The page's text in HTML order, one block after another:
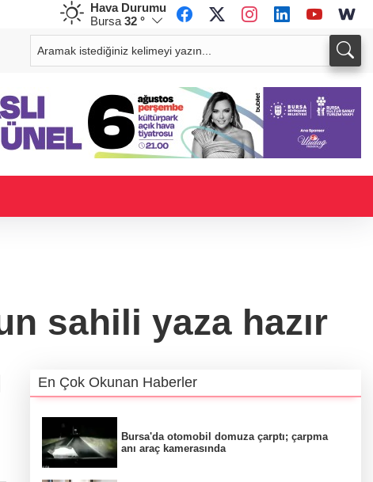
Hava Durumu
Bursa 32 °
CHF
58,7939%-0,23
33,9449
sahili yaza hazır
En Çok Okunan Haberler
Bursa'da otomobil domuza çarptı; çarpma
anı araç kamerasında